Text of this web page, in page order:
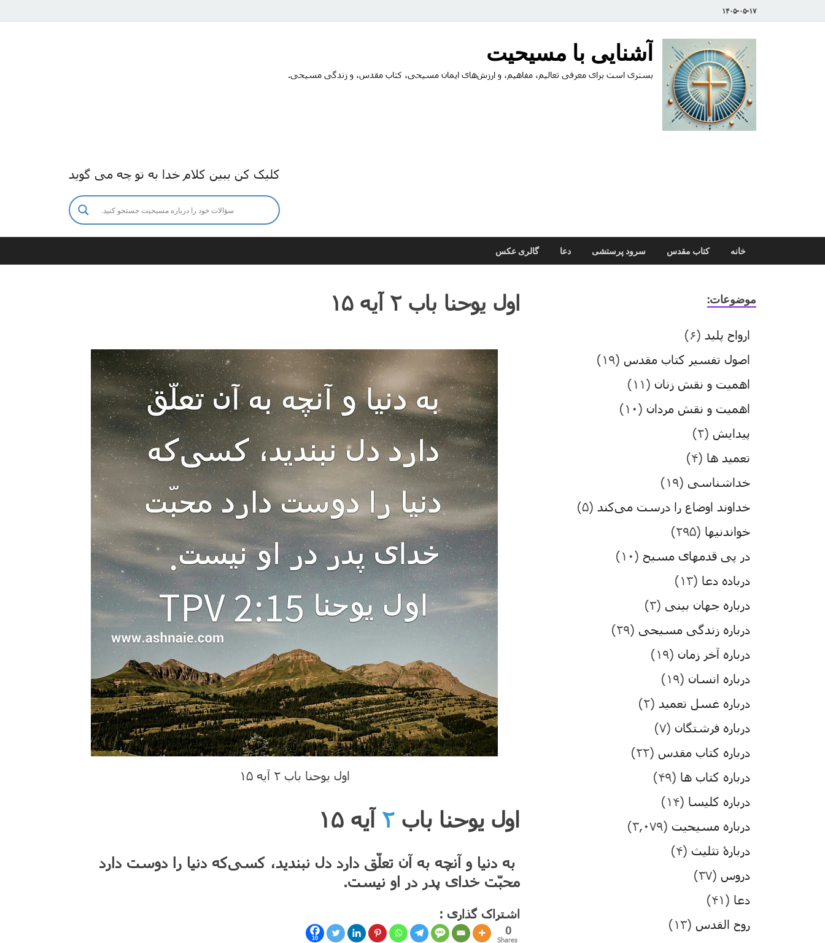
۱۴۰۵-۰۵-۱۷
آشنایی با مسیحیت
بستری است برای معرفی تعالیم، مفاهیم، و ارزش‌های ایمان مسیحی، کتاب مقدس، و زندگی مسیحی.
کلیک کن ببین کلام خدا به تو چه می گوید
خانه کتاب مقدس سرود پرستشی دعا گالری عکس
اول یوحنا باب ۲ آیه ۱۵
اول یوحنا باب ۲ آیه ۱۵
اول یوحنا باب ۲ آیه ۱۵
به دنیا و آنچه به آن تعلّق دارد دل نبندید، کسی‌که دنیا را دوست دارد
محبّت خدای پدر در او نیست.
اشتراک گذاری :
10
0
Shares
موضوعات:
ارواح پلید (۶)
اصول تفسیر کتاب مقدس (۱۹)
اهمیت و نقش زنان (۱۱)
اهمیت و نقش مردان (۱۰)
پیدایش (۲)
تعمید ها (۴)
خداشناسی (۱۹)
خداوند اوضاع را درست می‌کند (۵)
خواندنیها (۲۹۵)
در پی قدمهای مسیح (۱۰)
درباده دعا (۱۳)
درباره جهان بینی (۳)
درباره زندگی مسیحی (۲۹)
درباره آخر زمان (۱۹)
درباره انسان (۱۹)
درباره غسل تعمید (۲)
درباره فرشتگان (۷)
درباره کتاب مقدس (۲۲)
درباره کتاب ها (۴۹)
درباره کلیسا (۱۴)
درباره مسیحیت (۳,۰۷۹)
دربارۀ تثلیث (۴)
دروس (۳۷)
دعا (۴۱)
روح القدس (۱۳)